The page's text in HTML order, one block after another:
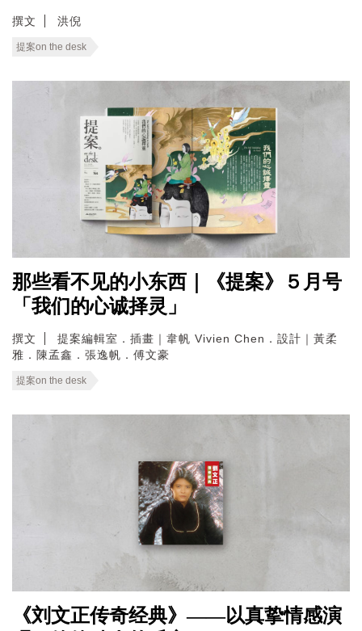
撰文 洪倪
提案on the desk
那些看不见的小东西｜《提案》５月号
「我们的心诚择灵」
撰文
提案編輯室．插畫｜韋帆 Vivien Chen．設計｜黃柔
雅．陳孟鑫．張逸帆．傅文豪
提案on the desk
《刘文正传奇经典》——以真挚情感演